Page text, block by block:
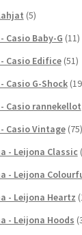
(5)
Casio Baby-G (11)
Casio Edifice (51)
Casio G-Shock
Casio rannekellot
Casio Vintage (75)
- Leijona Classic
- Leijona
- Leijona Heartz
- Leijona Hoods